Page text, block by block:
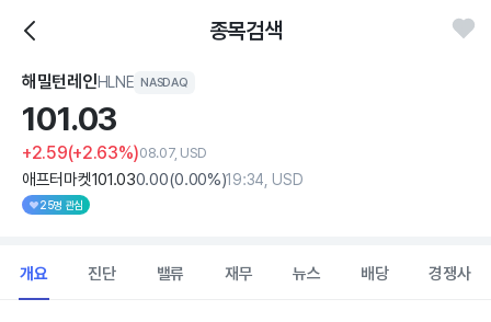
종목검색
해밀턴레인HLNE NASDAQ
101.03
+2.59(+2.63%)08.07, USD
애프터마켓101.030.00(0.00%)19:34, USD
25명 관심
개요 진단 밸류 재무 뉴스 배당 경쟁사